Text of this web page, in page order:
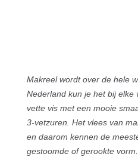
Makreel wordt over de hele
Nederland kun je het bij elke
vette vis met een mooie
3-vetzuren. Het vlees van
en daarom kennen de
gestoomde of gerookte